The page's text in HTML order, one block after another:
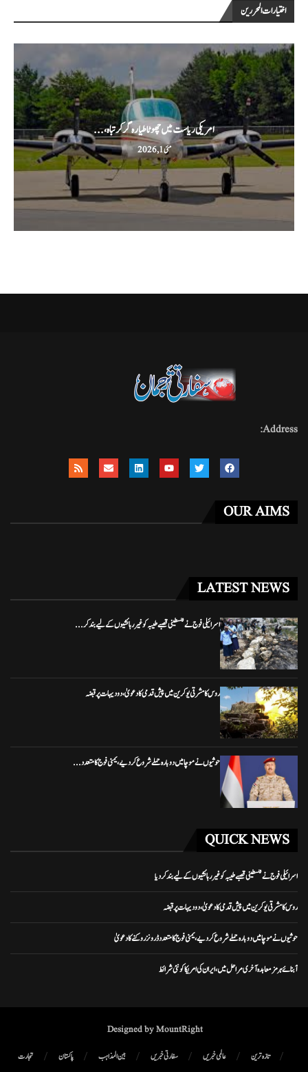
اختيارات المحررين
امریکی ریاست میں چھوٹا طیارہ گر کر تباہ،...
مئی 1, 2026
Address:
OUR AIMS
LATEST NEWS
اسرائیلی فوج نے فلسطینی قصبے طیبہ کو غیر رہائشیوں کے لیے بند کر...
روس کا مشرقی یوکرین میں پیش قدمی کا دعویٰ، دو دیہات پر قبضہ
حوثیوں نے موچا میں دوبارہ حملے شروع کر دیے، یمنی فوج کا متعدد...
QUICK NEWS
اسرائیلی فوج نے فلسطینی قصبے طیبہ کو غیر رہائشیوں کے لیے بند کر دیا
روس کا مشرقی یوکرین میں پیش قدمی کا دعویٰ، دو دیہات پر قبضہ
حوثیوں نے موچا میں دوبارہ حملے شروع کر دیے، یمنی فوج کا متعدد ڈرونز روکنے کا دعویٰ
آبنائے ہرمز معاہدہ آخری مراحل میں، ایران کی امریکا کو نئی شرائط
Designed by MountRight
تازہ ترین عالمی خبریں سفارتی خبریں بین المذاہب پاکستان تجارت